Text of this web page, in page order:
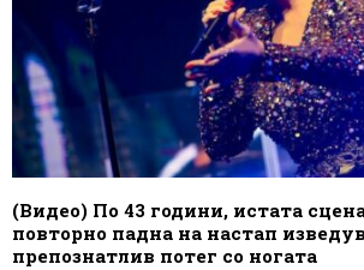
(Видео) По 43 години, истата
повторно падна на настап
препознатлив потег со ногата